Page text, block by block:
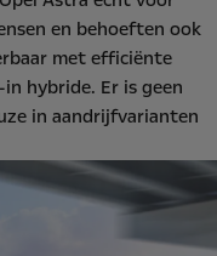
en behoeften ook
met efficiënte
hybride. Er is geen
in aandrijfvarianten